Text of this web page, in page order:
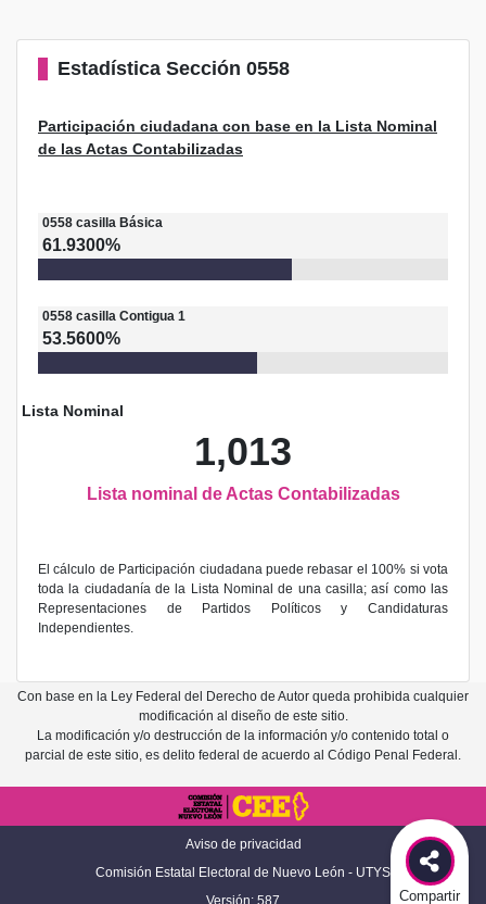
Compartir
Estadística Sección 0558
Participación ciudadana con base en la Lista Nominal
de las Actas Contabilizadas
0558 casilla Básica
61.9300%
0558 casilla Contigua 1
53.5600%
Lista Nominal
1,013
Lista nominal de Actas Contabilizadas
El cálculo de Participación ciudadana puede rebasar el 100% si vota
toda la ciudadanía de la Lista Nominal de una casilla; así como las
Representaciones de Partidos Políticos y Candidaturas
Independientes.
Con base en la Ley Federal del Derecho de Autor queda prohibida cualquier
modificación al diseño de este sitio.
La modificación y/o destrucción de la información y/o contenido total o
parcial de este sitio, es delito federal de acuerdo al Código Penal Federal.
Aviso de privacidad
Comisión Estatal Electoral de Nuevo León - UTYS
Versión: 587